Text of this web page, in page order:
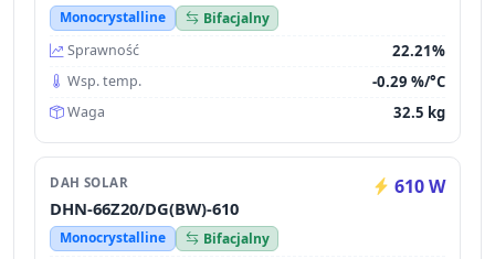
Monocrystalline
Bifacjalny
Sprawność
22.21%
Wsp. temp. -0.29 %/°C
Waga 32.5 kg
DAH SOLAR 610 W
DHN-66Z20/DG(BW)-610
Monocrystalline
Bifacjalny